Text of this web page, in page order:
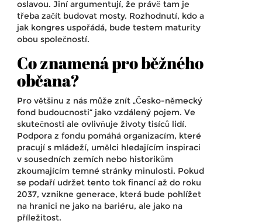
oslavou. Jiní argumentují, že právě tam je
třeba začít budovat mosty. Rozhodnutí, kdo a
jak kongres uspořádá, bude testem maturity
obou společností.
Co znamená pro běžného
občana?
Pro většinu z nás může znít „Česko-německý
fond budoucnosti“ jako vzdálený pojem. Ve
skutečnosti ale ovlivňuje životy tisíců lidí.
Podpora z fondu pomáhá organizacím, které
pracují s mládeží, umělci hledajícím inspiraci
v sousedních zemích nebo historikům
zkoumajícím temné stránky minulosti. Pokud
se podaří udržet tento tok financí až do roku
2037, vznikne generace, která bude pohlížet
na hranici ne jako na bariéru, ale jako na
příležitost.